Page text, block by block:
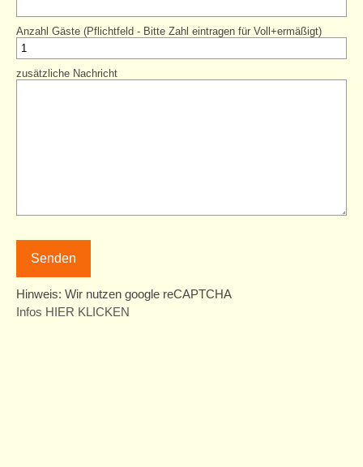
Anzahl Gäste (Pflichtfeld - Bitte Zahl eintragen für Voll+ermäßigt)
zusätzliche Nachricht
Hinweis: Wir nutzen google reCAPTCHA
Infos HIER KLICKEN